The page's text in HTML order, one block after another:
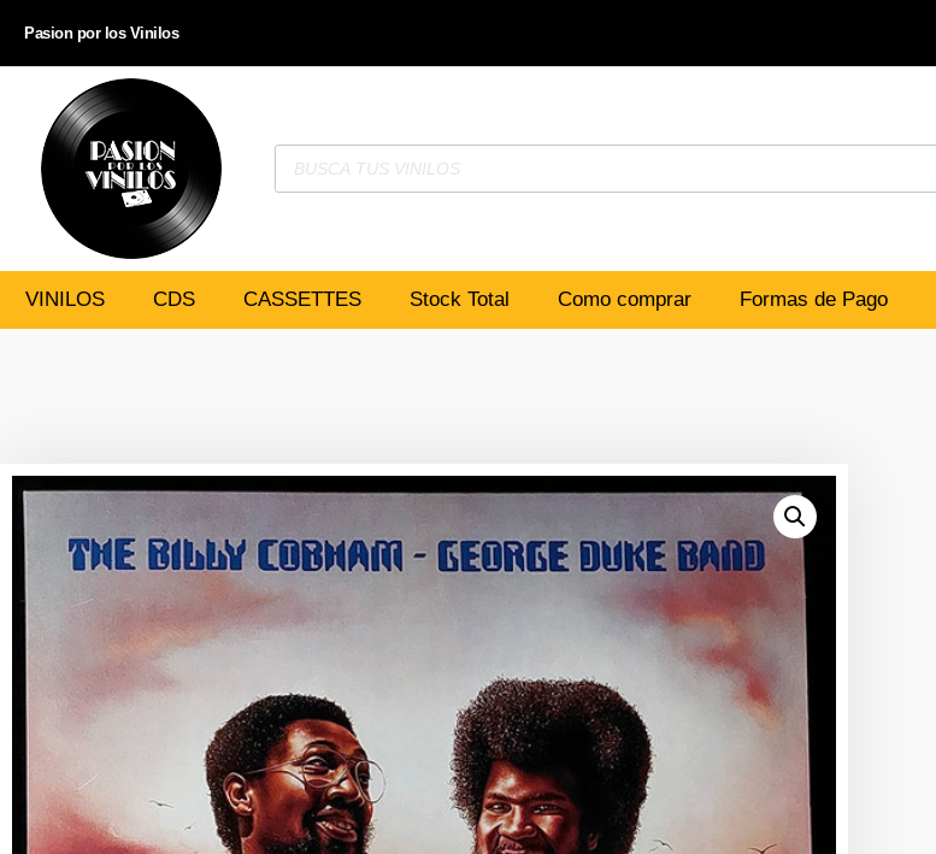
Pasion por los Vinilos
VINILOS CDS CASSETTES Stock Total Como comprar Formas de Pago